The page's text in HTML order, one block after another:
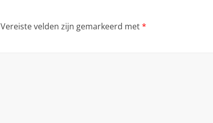
Vereiste velden zijn gemarkeerd met*